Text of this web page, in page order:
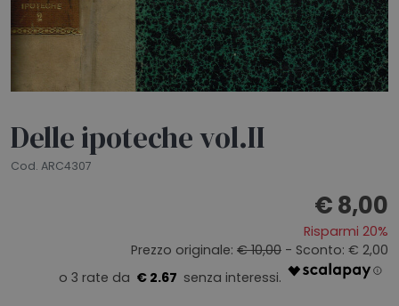
NEWSLETTER
Delle ipoteche vol.II
Cod. ARC4307
€ 8,00
Risparmi 20%
Prezzo originale: € 10,00 - Sconto: € 2,00
€ 2.67